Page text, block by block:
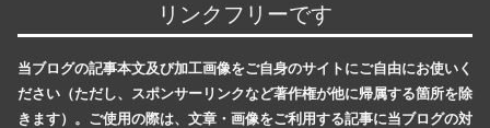
リンクフリーです
当ブログの記事本文及び加工画像をご自身のサイトにご自由にお使いく
ださい（ただし、スポンサーリンクなど著作権が他に帰属する箇所を除
きます）。ご使用の際は、文章・画像をご利用する記事に当ブログの対